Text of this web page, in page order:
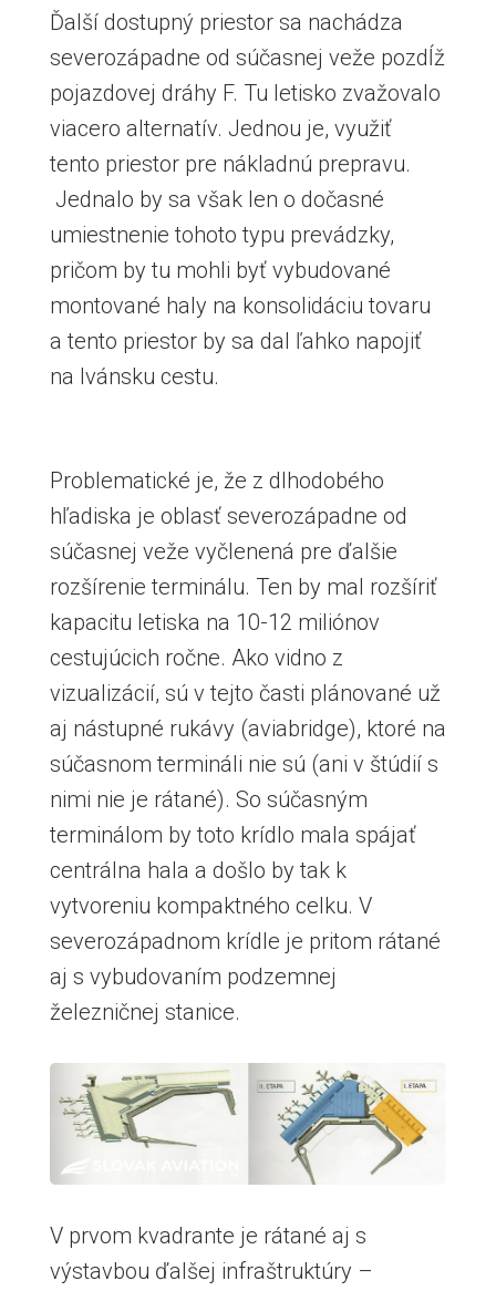
Ďalší dostupný priestor sa nachádza
severozápadne od súčasnej veže pozdĺž
pojazdovej dráhy F. Tu letisko zvažovalo
viacero alternatív. Jednou je, využiť
tento priestor pre nákladnú prepravu.
Jednalo by sa však len o dočasné
umiestnenie tohoto typu prevádzky,
pričom by tu mohli byť vybudované
montované haly na konsolidáciu tovaru
a tento priestor by sa dal ľahko napojiť
na Ivánsku cestu.
Problematické je, že z dlhodobého
hľadiska je oblasť severozápadne od
súčasnej veže vyčlenená pre ďalšie
rozšírenie terminálu. Ten by mal rozšíriť
kapacitu letiska na 10-12 miliónov
cestujúcich ročne. Ako vidno z
vizualizácií, sú v tejto časti plánované už
aj nástupné rukávy (aviabridge), ktoré na
súčasnom termináli nie sú (ani v štúdií s
nimi nie je rátané). So súčasným
terminálom by toto krídlo mala spájať
centrálna hala a došlo by tak k
vytvoreniu kompaktného celku. V
severozápadnom krídle je pritom rátané
aj s vybudovaním podzemnej
železničnej stanice.
V prvom kvadrante je rátané aj s
výstavbou ďalšej infraštruktúry –